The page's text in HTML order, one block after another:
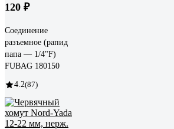
120 ₽
Соединение
разъемное (рапид
папа — 1/4"F)
FUBAG 180150
4.2(87)